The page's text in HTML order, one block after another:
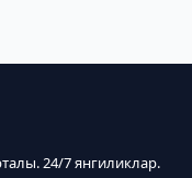
24/7 янгиликлар.